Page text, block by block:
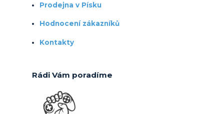
Prodejna v Písku
Hodnocení zákazníků
Kontakty
Rádi Vám poradíme